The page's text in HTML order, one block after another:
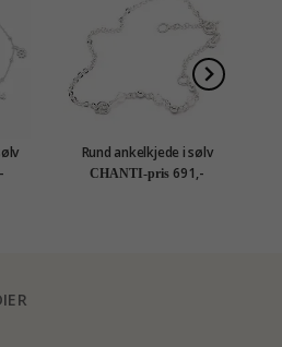
Rund ankelkjede i sølv
CHANTI-pris 691,-